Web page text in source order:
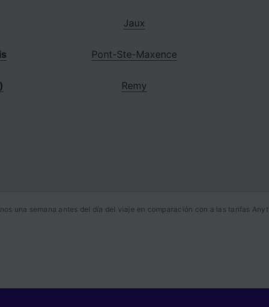
Jaux
Pont-Ste-Maxence
Remy
una semana antes del día del viaje en comparación con a las tarifas